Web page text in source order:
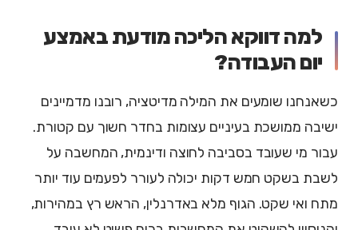
למה דווקא הליכה מודעת באמצע
יום העבודה?
כשאנחנו שומעים את המילה מדיטציה, רובנו מדמיינים
ישיבה ממושכת בעיניים עצומות בחדר חשוך עם קטורת.
עבור מי שעובד בסביבה לחוצה ודינמית, המחשבה על
לשבת בשקט חמש דקות יכולה לעורר לפעמים עוד יותר
מתח ואי שקט. הגוף מלא באדרנלין, הראש רץ במהירות,